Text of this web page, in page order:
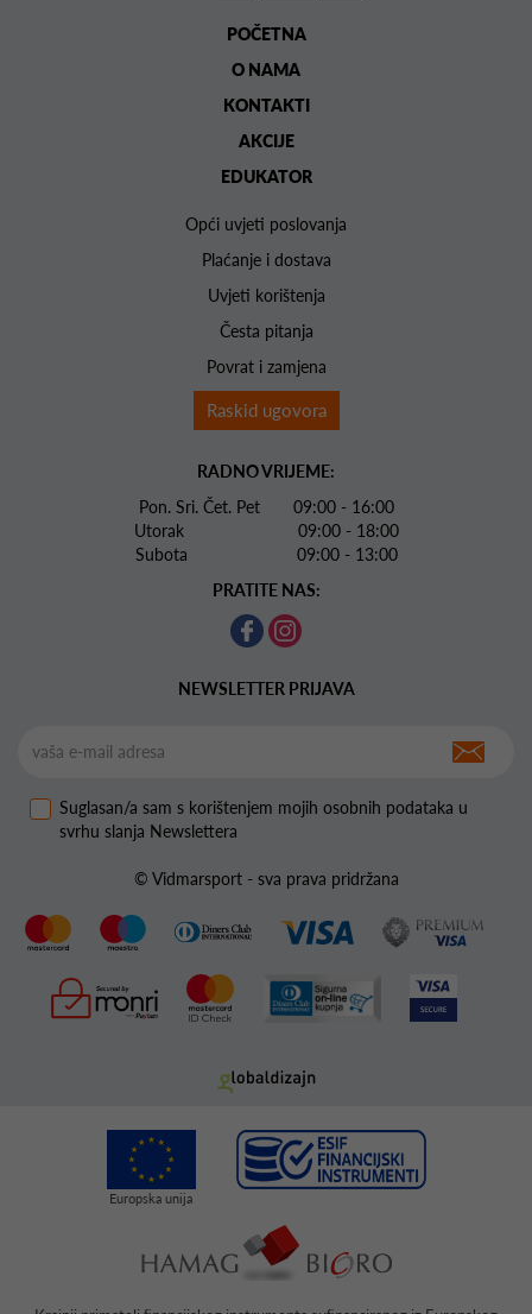
POČETNA
O NAMA
KONTAKTI
AKCIJE
EDUKATOR
Opći uvjeti poslovanja
Plaćanje i dostava
Uvjeti korištenja
Česta pitanja
Povrat i zamjena
Raskid ugovora
RADNO VRIJEME:
Pon. Sri. Čet. Pet 09:00 - 16:00
Utorak 09:00 - 18:00
Subota 09:00 - 13:00
PRATITE NAS:
NEWSLETTER PRIJAVA
Suglasan/a sam s korištenjem mojih osobnih podataka u
svrhu slanja Newslettera
© Vidmarsport - sva prava pridržana